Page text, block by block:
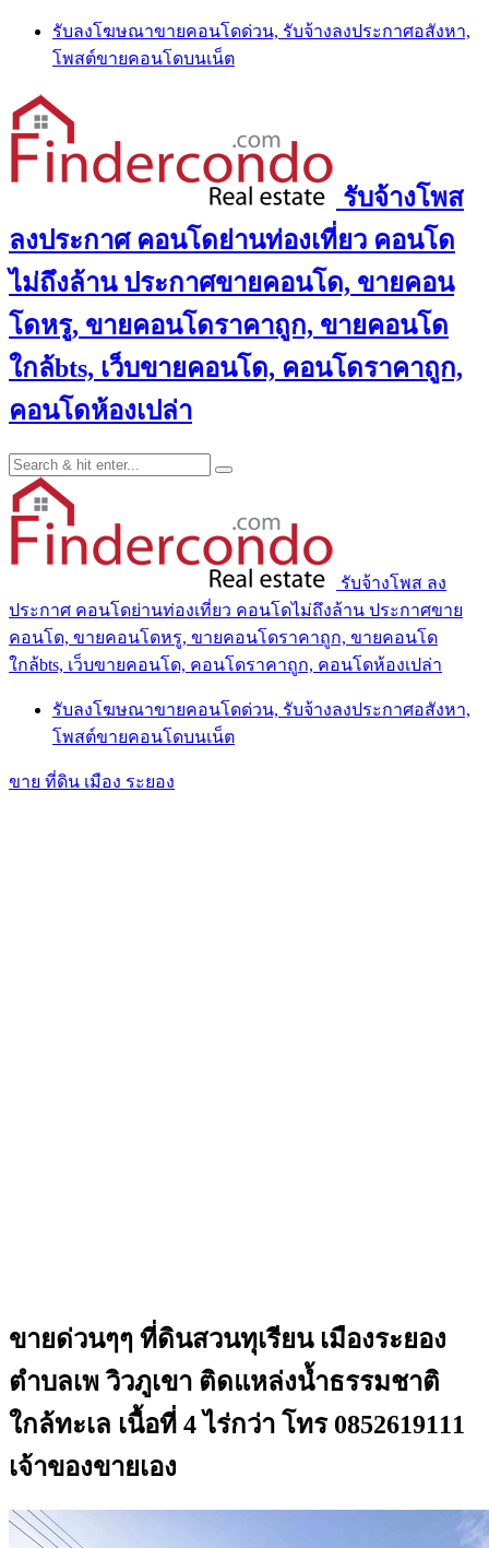
Skip
content
รับลงโฆษณาขายคอนโดด่วน, รับจ้างลงประกาศอสังหา,
โพสต์ขายคอนโดบนเน็ต
รับจ้างโพส
ลงประกาศ คอนโดย่านท่องเที่ยว คอนโด
ไม่ถึงล้าน ประกาศขายคอนโด, ขายคอน
โดหรู, ขายคอนโดราคาถูก, ขายคอนโด
ใกล้bts, เว็บขายคอนโด, คอนโดราคาถูก,
คอนโดห้องเปล่า
รับจ้างโพส ลง
ประกาศ คอนโดย่านท่องเที่ยว คอนโดไม่ถึงล้าน ประกาศขาย
คอนโด, ขายคอนโดหรู, ขายคอนโดราคาถูก, ขายคอนโด
ใกล้bts, เว็บขายคอนโด, คอนโดราคาถูก, คอนโดห้องเปล่า
รับลงโฆษณาขายคอนโดด่วน, รับจ้างลงประกาศอสังหา,
โพสต์ขายคอนโดบนเน็ต
ขาย ที่ดิน เมือง ระยอง
ขายด่วนๆๆ ที่ดินสวนทุเรียน เมืองระยอง
ตำบลเพ วิวภูเขา ติดแหล่งน้ำธรรมชาติ
ใกล้ทะเล เนื้อที่ 4 ไร่กว่า โทร 0852619111
เจ้าของขายเอง